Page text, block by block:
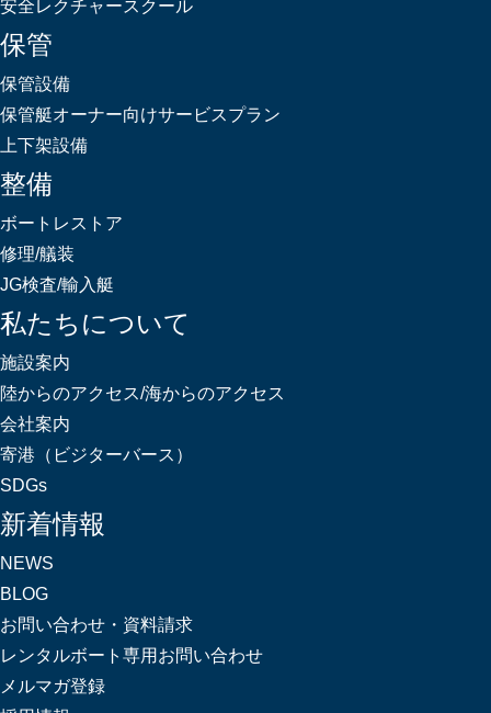
安全レクチャースクール
保管
保管設備
保管艇オーナー向けサービスプラン
上下架設備
整備
ボートレストア
修理/艤装
JG検査/輸入艇
私たちについて
施設案内
陸からのアクセス/海からのアクセス
会社案内
寄港（ビジターバース）
SDGs
新着情報
NEWS
BLOG
お問い合わせ・資料請求
レンタルボート専用お問い合わせ
メルマガ登録